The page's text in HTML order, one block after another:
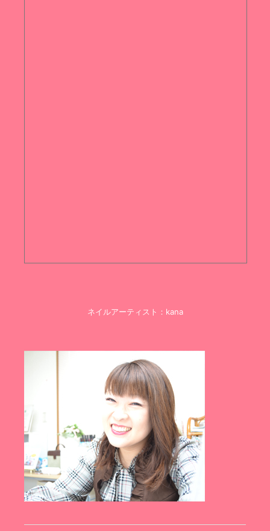
ネイルアーティスト：kana